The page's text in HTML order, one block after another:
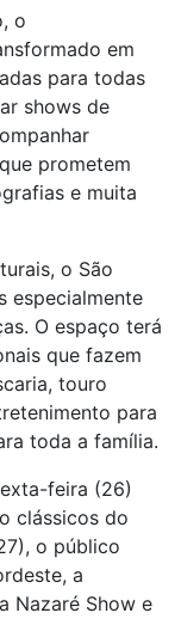
o
em
para todas
shows de
prometem
e muita
o São
especialmente
O espaço terá
que fazem
touro
para
toda a família.
feira (26)
clássicos do
o público
a
Nazaré Show e